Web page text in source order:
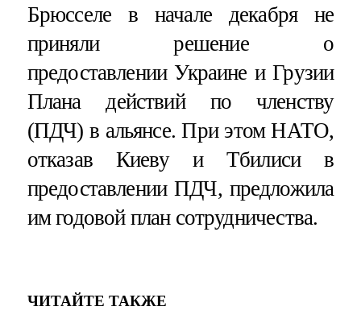
Брюсселе в начале декабря не
приняли решение о
предоставлении Украине и Грузии
Плана действий по членству
(ПДЧ) в альянсе. При этом НАТО,
отказав Киеву и Тбилиси в
предоставлении ПДЧ, предложила
им годовой план сотрудничества.
ЧИТАЙТЕ ТАКЖЕ